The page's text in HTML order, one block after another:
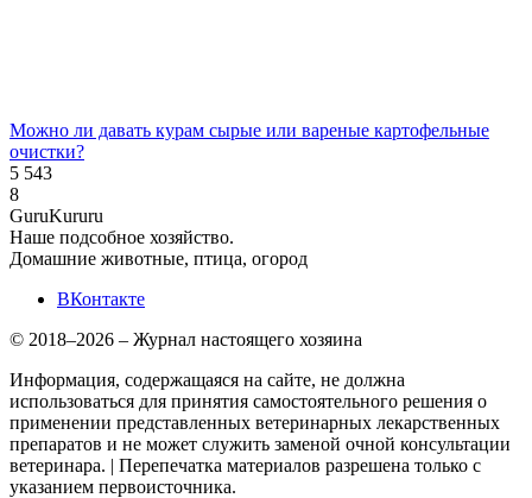
Можно ли давать курам сырые или вареные картофельные
очистки?
5 543
8
GuruKururu
Наше подсобное хозяйство.
Домашние животные, птица, огород
ВКонтакте
© 2018–2026 – Журнал настоящего хозяина
Информация, содержащаяся на сайте, не должна
использоваться для принятия самостоятельного решения о
применении представленных ветеринарных лекарственных
препаратов и не может служить заменой очной консультации
ветеринара. | Перепечатка материалов разрешена только с
указанием первоисточника.